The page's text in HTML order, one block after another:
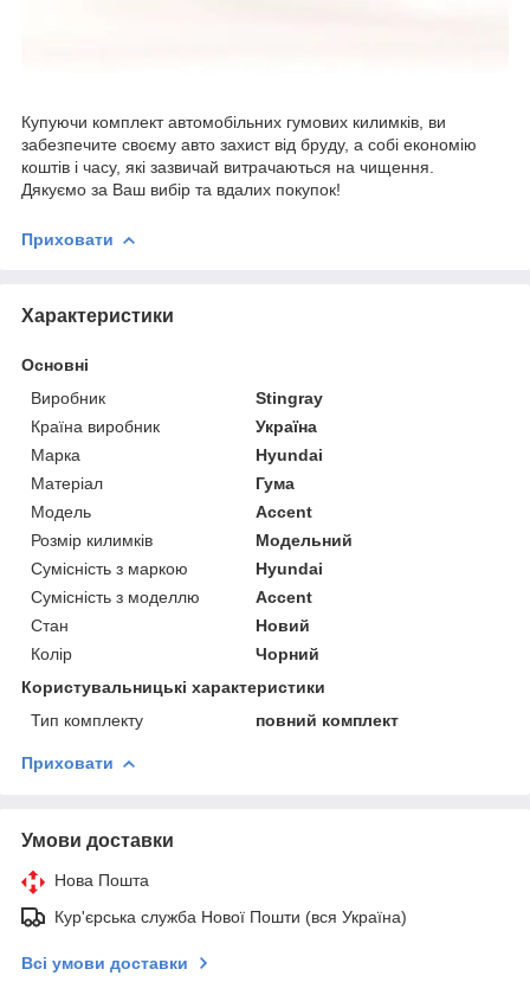
Купуючи комплект автомобільних гумових килимків, ви
забезпечите своєму авто захист від бруду, а собі економію
коштів і часу, які зазвичай витрачаються на чищення.
Дякуємо за Ваш вибір та вдалих покупок!
Приховати
Характеристики
Основні
Виробник
Stingray
Країна виробник
Україна
Марка
Hyundai
Матеріал
Гума
Модель
Accent
Розмір килимків
Модельний
Сумісність з маркою
Hyundai
Сумісність з моделлю
Accent
Стан
Новий
Колір
Чорний
Користувальницькі характеристики
Тип комплекту
повний комплект
Приховати
Умови доставки
Нова Пошта
Кур'єрська служба Нової Пошти (вся Україна)
Всі умови доставки